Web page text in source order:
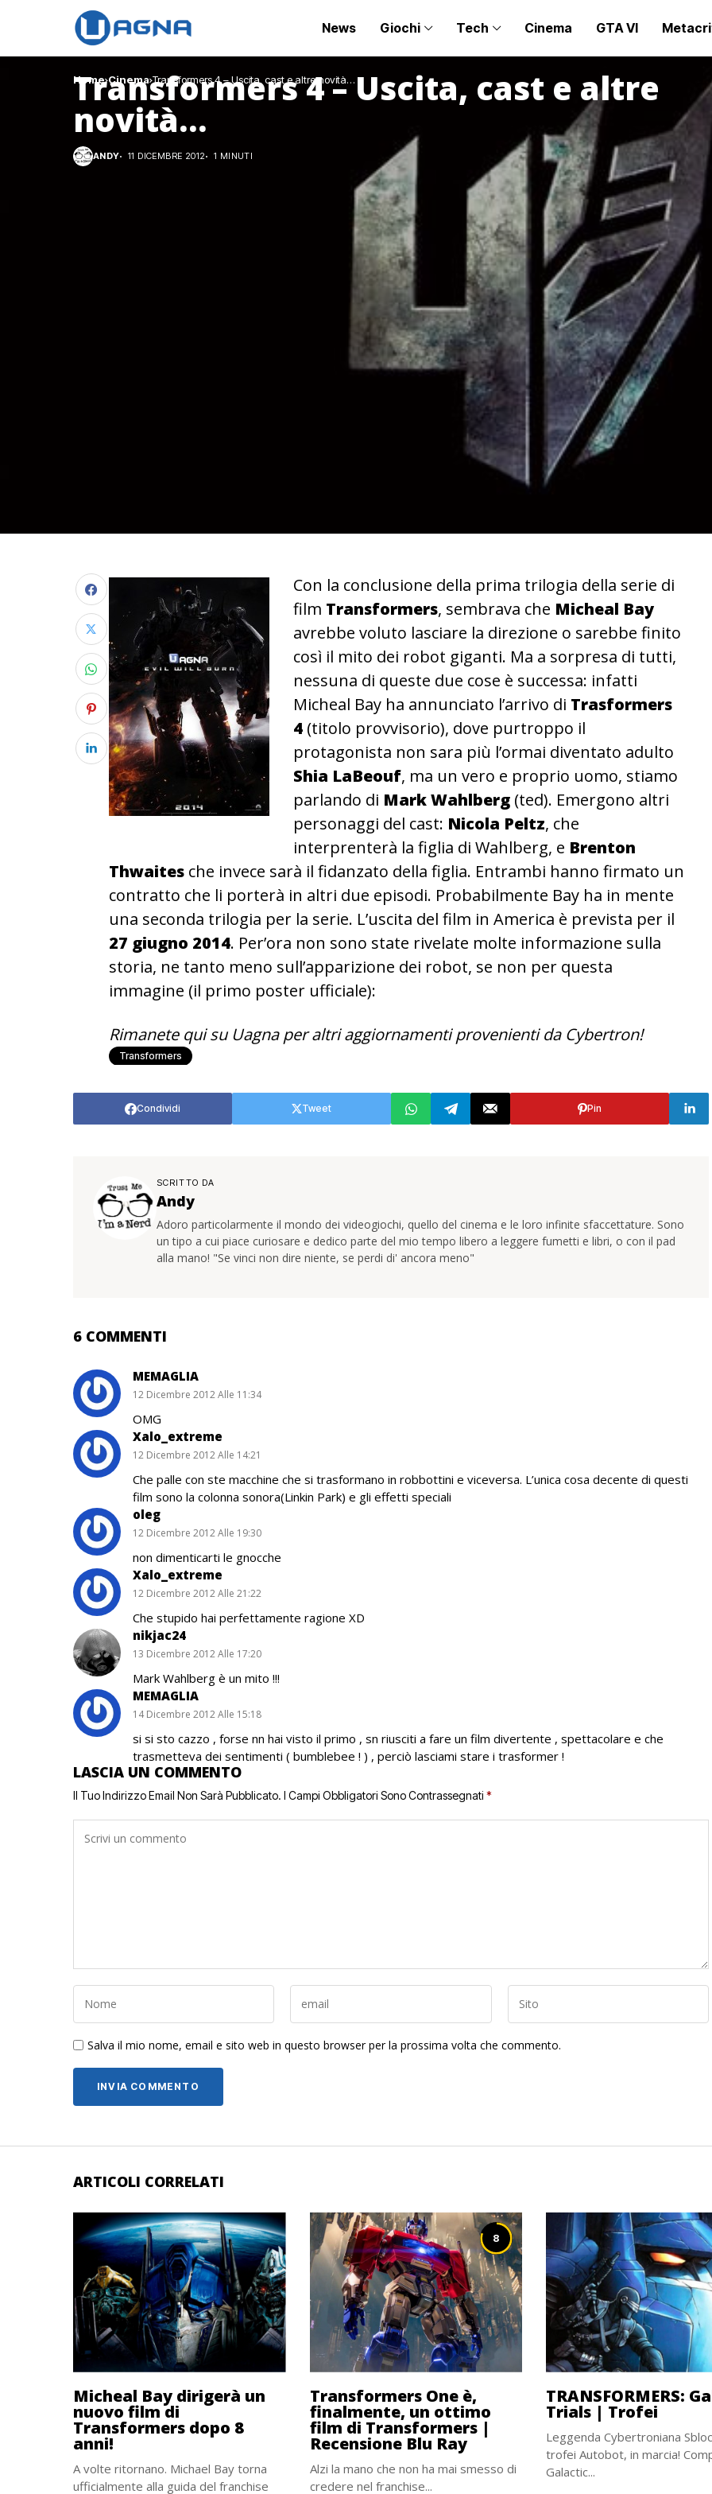
News Giochi Tech Cinema GTA VI
Home Cinema Transformers 4 – Uscita, cast e altre novità…
Transformers 4 – Uscita, cast e altre
novità…
ANDY 11 DICEMBRE 2012 1 MINUTI
Con la conclusione della prima trilogia della serie di
film Transformers, sembrava che Micheal Bay
avrebbe voluto lasciare la direzione o sarebbe finito
così il mito dei robot giganti. Ma a sorpresa di tutti,
nessuna di queste due cose è successa: infatti
Micheal Bay ha annunciato l’arrivo di Trasformers
4 (titolo provvisorio), dove purtroppo il
protagonista non sara più l’ormai diventato adulto
Shia LaBeouf, ma un vero e proprio uomo, stiamo
parlando di Mark Wahlberg (ted). Emergono altri
personaggi del cast: Nicola Peltz, che
interprenterà la figlia di Wahlberg, e Brenton
Thwaites che invece sarà il fidanzato della figlia. Entrambi hanno firmato un
contratto che li porterà in altri due episodi. Probabilmente Bay ha in mente
una seconda trilogia per la serie. L’uscita del film in America è prevista per il
27 giugno 2014. Per’ora non sono state rivelate molte informazione sulla
storia, ne tanto meno sull’apparizione dei robot, se non per questa
immagine (il primo poster ufficiale):
Rimanete qui su Uagna per altri aggiornamenti provenienti da Cybertron!
Transformers
Condividi Tweet Pin
SCRITTO DA
Andy
Adoro particolarmente il mondo dei videogiochi, quello del cinema e le loro infinite sfaccettature. Sono
un tipo a cui piace curiosare e dedico parte del mio tempo libero a leggere fumetti e libri, o con il pad
alla mano! "Se vinci non dire niente, se perdi di' ancora meno"
6 COMMENTI
MEMAGLIA
12 Dicembre 2012 Alle 11:34
OMG
Xalo_extreme
12 Dicembre 2012 Alle 14:21
Che palle con ste macchine che si trasformano in robbottini e viceversa. L’unica cosa decente di questi
film sono la colonna sonora(Linkin Park) e gli effetti speciali
oleg
12 Dicembre 2012 Alle 19:30
non dimenticarti le gnocche
Xalo_extreme
12 Dicembre 2012 Alle 21:22
Che stupido hai perfettamente ragione XD
nikjac24
13 Dicembre 2012 Alle 17:20
Mark Wahlberg è un mito !!!
MEMAGLIA
14 Dicembre 2012 Alle 15:18
si si sto cazzo , forse nn hai visto il primo , sn riusciti a fare un film divertente , spettacolare e che
trasmetteva dei sentimenti ( bumblebee ! ) , perciò lasciami stare i trasformer !
LASCIA UN COMMENTO
Il Tuo Indirizzo Email Non Sarà Pubblicato. I Campi Obbligatori Sono Contrassegnati *
Salva il mio nome, email e sito web in questo browser per la prossima volta che commento.
ARTICOLI CORRELATI
Micheal Bay dirigerà un
nuovo film di
Transformers dopo 8
anni!
A volte ritornano. Michael Bay torna
ufficialmente alla guida del franchise
8
Transformers One è,
finalmente, un ottimo
film di Transformers |
Recensione Blu Ray
Alzi la mano che non ha mai smesso di
credere nel franchise...
TRANSFORMERS:
Trials | Trofei
Leggenda Cybertroniana
trofei Autobot, in marcia!
Galactic...